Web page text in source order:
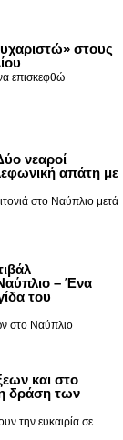
στους
επισκεφθώ
νεαροί
απάτη με
στο Ναύπλιο μετά
– Ένα
του
στο Ναύπλιο
και στο
δράση των
την ευκαιρία σε